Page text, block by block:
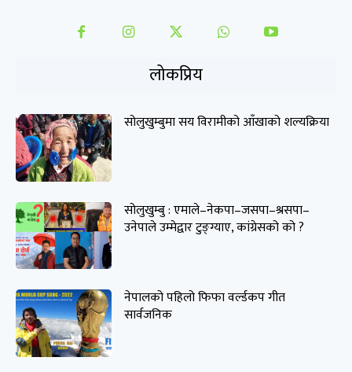
लोकप्रिय
सोलुखुम्बुमा सय विरामीको आँखाको शल्यक्रिया
सोलुखुम्बु : एमाले–नेकपा–जसपा–श्रसपा–
उनेपाले उम्मेद्वार टुङ्ग्याए, कांग्रेसको को ?
नेपालको पहिलो फिफा वर्ल्डकप गीत
सार्वजनिक